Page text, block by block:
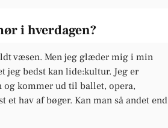
i hverdagen?
væsen. Men jeg glæder mig i min
jeg bedst kan lide:kultur. Jeg er
kommer ud til ballet, opera,
hav af bøger. Kan man så andet end